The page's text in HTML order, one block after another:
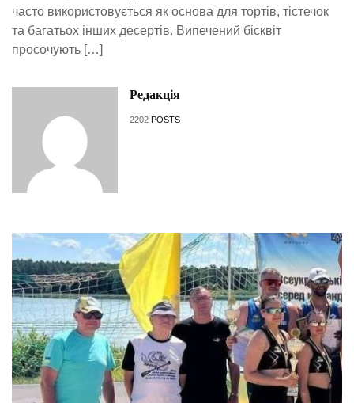
часто використовується як основа для тортів, тістечок
та багатьох інших десертів. Випечений бісквіт
просочують […]
Редакція
2202 POSTS